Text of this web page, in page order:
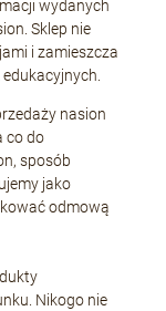
wydanych
Sklep nie
i zamieszcza
nasion
co do
sposób
jako
odmową
Nikogo nie